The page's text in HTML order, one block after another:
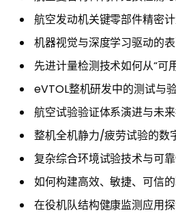
航空发动机关键零部件精密
机器视觉与深度学习驱动的
先进计量检测技术如何从“可
eVTOL整机研发中的测试与
航空试验验证体系演进与未
整机全机静力/疲劳试验的数
复杂综合环境试验技术与可
如何构建高效、敏捷、可信
在役机队结构健康监测应用